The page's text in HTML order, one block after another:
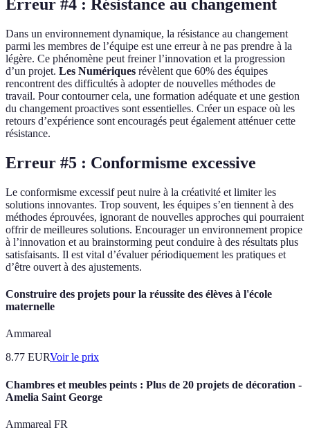
Erreur #4 : Résistance au changement
Dans un environnement dynamique, la résistance au changement
parmi les membres de l’équipe est une erreur à ne pas prendre à la
légère. Ce phénomène peut freiner l’innovation et la progression
d’un projet. Les Numériques révèlent que 60% des équipes
rencontrent des difficultés à adopter de nouvelles méthodes de
travail. Pour contourner cela, une formation adéquate et une gestion
du changement proactives sont essentielles. Créer un espace où les
retours d’expérience sont encouragés peut également atténuer cette
résistance.
Erreur #5 : Conformisme excessive
Le conformisme excessif peut nuire à la créativité et limiter les
solutions innovantes. Trop souvent, les équipes s’en tiennent à des
méthodes éprouvées, ignorant de nouvelles approches qui pourraient
offrir de meilleures solutions. Encourager un environnement propice
à l’innovation et au brainstorming peut conduire à des résultats plus
satisfaisants. Il est vital d’évaluer périodiquement les pratiques et
d’être ouvert à des ajustements.
Construire des projets pour la réussite des élèves à l'école
maternelle
Ammareal
8.77 EURVoir le prix
Chambres et meubles peints : Plus de 20 projets de décoration -
Amelia Saint George
Ammareal FR